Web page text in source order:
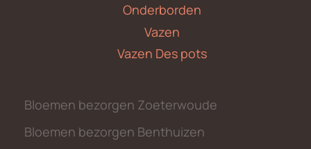
Onderborden
Vazen
Vazen Des pots
Bloemen bezorgen Zoeterwoude
Bloemen bezorgen Benthuizen